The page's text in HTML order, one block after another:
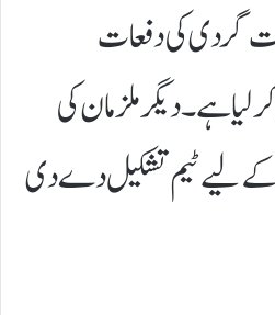
گردی کی دفعات
ملزمان کی
کے لیے ٹیم تشکیل دے دی